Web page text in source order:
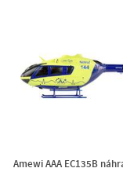
Amewi AAA EC135B